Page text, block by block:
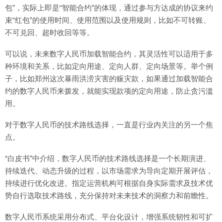
包”，实际上即是“智能合约”的体现，通过参与方达成的协议来约
束“红包”的使用时间、使用范围以及使用规则，比如不可转账、
不可兑回、超时收回等等。
可以说，未来数字人民币加载智能合约，其灵活性可以适用于多
种环境和关系，比如定向用途、定向人群、定向场景等。举个例
子，比如郑州这次暴雨洪涝灾害的赈灾款，如果通过加载智能合
约的数字人民币来拨发，就能实现款项的定向用途，防止贪污滥
用。
对于数字人民币的技术路线选择，一直是行业内关注的另一个焦
点。
“白皮书”中介绍，数字人民币的技术路线选择是一个长期演进、
持续迭代、动态升级的过程，以市场需求为导向定期开展评估，
持续进行优化改进。指定运营机构可根据自身实际需求及技术优
势自行选取技术路线，充分保持对未来技术的洞察力和前瞻性。
数字人民币系统采用分布式、平台化设计，增强系统韧性和可扩